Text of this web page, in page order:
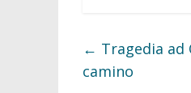
o r
← Tragedia
camino